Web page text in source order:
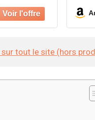
tout le site (hors